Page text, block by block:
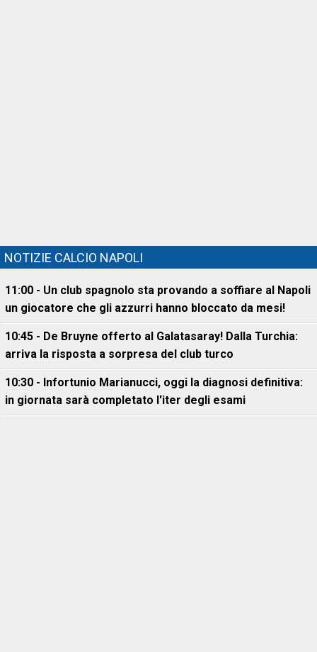
NOTIZIE CALCIO NAPOLI
11:00 - Un club spagnolo sta provando a soffiare al Napoli
un giocatore che gli azzurri hanno bloccato da mesi!
10:45 - De Bruyne offerto al Galatasaray! Dalla Turchia:
arriva la risposta a sorpresa del club turco
10:30 - Infortunio Marianucci, oggi la diagnosi definitiva:
in giornata sarà completato l'iter degli esami